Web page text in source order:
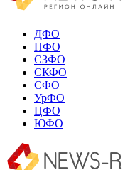
ДФО
ПФО
СЗФО
СКФО
СФО
УрФО
ЦФО
ЮФО